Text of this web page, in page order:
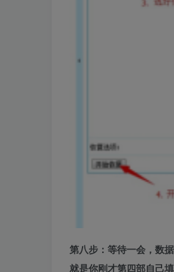
第八步：等待一会，数
就是你刚才第四部自己